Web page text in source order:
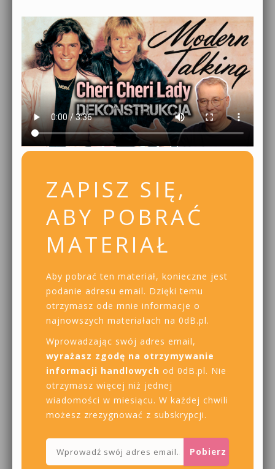
ZAPISZ SIĘ,
ABY POBRAĆ
MATERIAŁ
Aby pobrać ten materiał, konieczne jest
podanie adresu email. Dzięki temu
otrzymasz ode mnie informacje o
najnowszych materiałach na 0dB.pl.
Wprowadzając swój adres email,
wyrażasz zgodę na otrzymywanie
informacji handlowych od 0dB.pl. Nie
otrzymasz więcej niż jednej
wiadomości w miesiącu. W każdej chwili
możesz zrezygnować z subskrypcji.